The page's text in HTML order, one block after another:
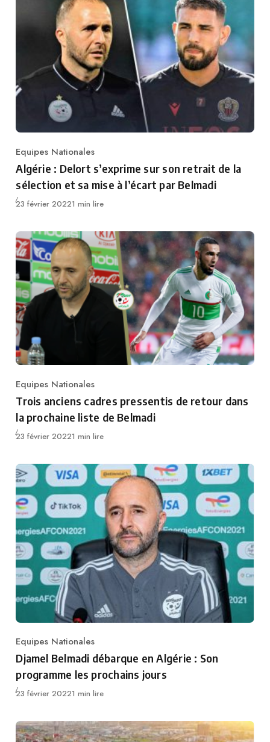
Category
Equipes Nationales
Algérie : Delort s’exprime sur son retrait de la
sélection et sa mise à l’écart par Belmadi
Publié
23 février 20221 min lire
Category
Equipes Nationales
Trois anciens cadres pressentis de retour dans
la prochaine liste de Belmadi
Publié
23 février 20221 min lire
Category
Equipes Nationales
Djamel Belmadi débarque en Algérie : Son
programme les prochains jours
Publié
23 février 20221 min lire